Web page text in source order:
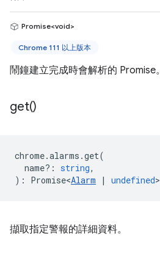
Promise<void>
Chrome 111 以上版本
鬧鐘建立完成時會解析的 Promise。
get()
chrome.alarms .get(
name? : string,
) : Promise<Alarm | undefined>
擷取指定警報的詳細資料。